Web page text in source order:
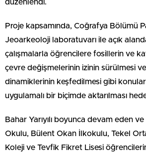
düzenlendi.
Proje kapsamında, Coğrafya Bölümü
Jeoarkeoloji laboratuvarı ile açık
çalışmalarla öğrencilere fosillerin ve
çevre değişmelerinin izinin sürülmesi
dinamiklerinin keşfedilmesi gibi
uygulamalı bir biçimde aktarılması
Bahar Yarıyılı boyunca devam eden
Okulu, Bülent Okan İlkokulu, Tekel
Koleji ve Tevfik Fikret Lisesi